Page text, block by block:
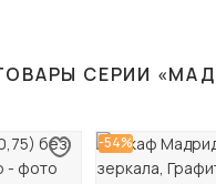
СЕРИИ
-54%